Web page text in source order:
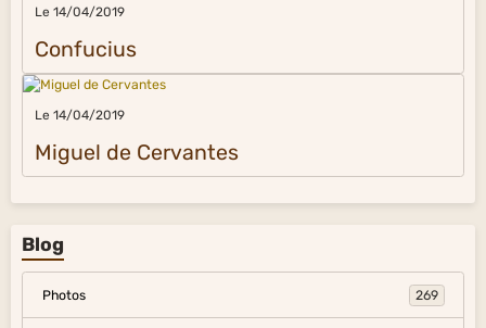
Le 14/04/2019
Confucius
Le 14/04/2019
Miguel de Cervantes
Blog
Photos 269